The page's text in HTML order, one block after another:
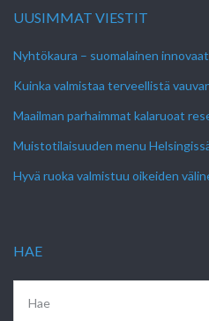
UUSIMMAT VIESTIT
Nyhtökaura – suomalainen
Kuinka valmistaa terveellistä
Maailman parhaimmat kalaruoat
Muistotilaisuuden menu
Hyvä ruoka valmistuu oikeiden
HAE